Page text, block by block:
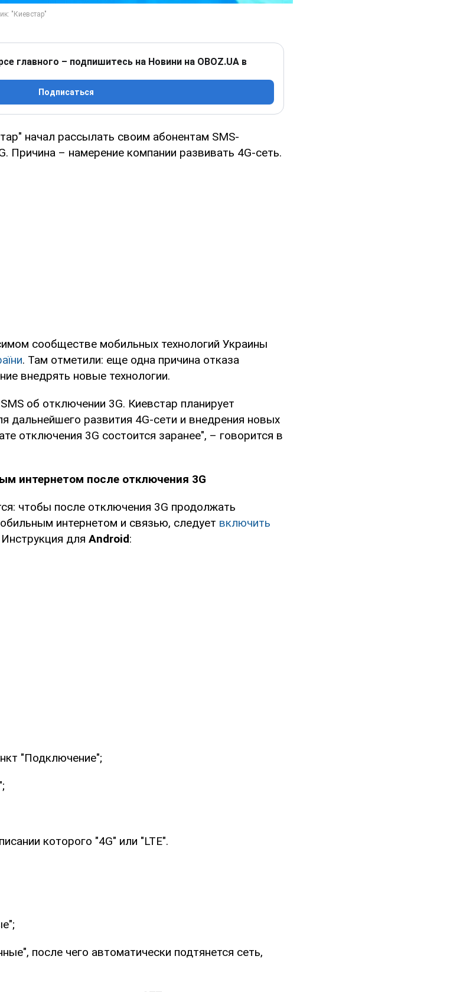
главного – подпишитесь на Новини на OBOZ.UA в
Подписаться
начал рассылать своим абонентам SMS-
Причина – намерение компании развивать 4G-сеть.
сообществе мобильных технологий Украины
. Там отметили: еще одна причина отказа
внедрять новые технологии.
об отключении 3G. Киевстар планирует
дальнейшего развития 4G-сети и внедрения новых
отключения 3G состоится заранее", – говорится в
интернетом после отключения 3G
чтобы после отключения 3G продолжать
интернетом и связью, следует включить
для Android:
"Подключение";
которого "4G" или "LTE".
после чего автоматически подтянется сеть,